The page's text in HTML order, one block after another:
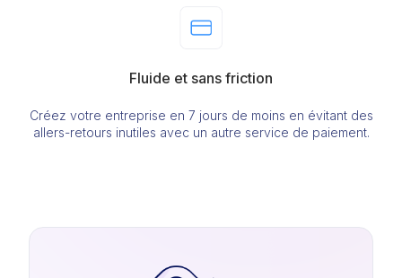
Fluide et sans friction
Créez votre entreprise en 7 jours de moins en évitant des
allers-retours inutiles avec un autre service de paiement.